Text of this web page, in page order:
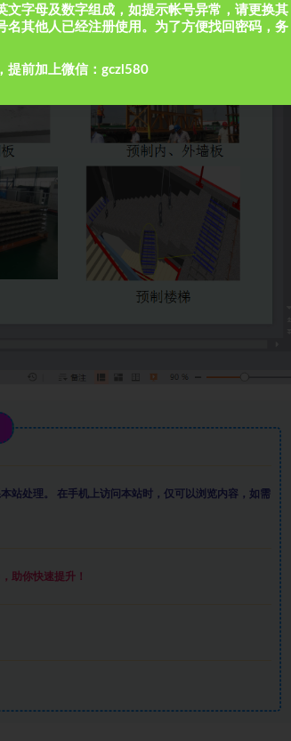
站处理。 在手机上访问本站时，仅可以浏览内容，如需
助你快速提升！
文字母及数字组成，如提示帐号异常，请更换其
名其他人已经注册使用。为了方便找回密码，务
提前加上微信：gczl580